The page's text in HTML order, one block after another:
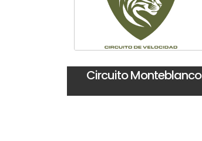
Circuito Monteblanco